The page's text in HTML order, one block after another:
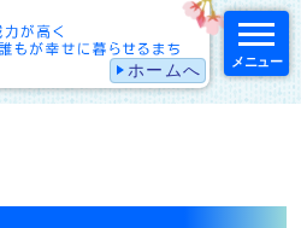
ホームへ メニュー